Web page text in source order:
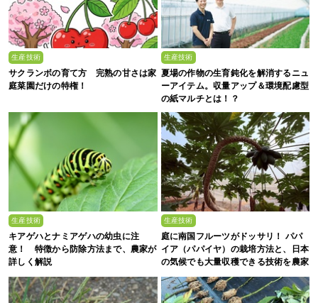
生産技術
サクランボの育て方 完熟の甘さは家
庭菜園だけの特権！
生産技術
夏場の作物の生育鈍化を解消するニュ
ーアイテム。収量アップ＆環境配慮型
の紙マルチとは！？
生産技術
キアゲハとナミアゲハの幼虫に注
意！ 特徴から防除方法まで、農家が
詳しく解説
生産技術
庭に南国フルーツがドッサリ！ パパ
イア（パパイヤ）の栽培方法と、日本
の気候でも大量収穫できる技術を農家